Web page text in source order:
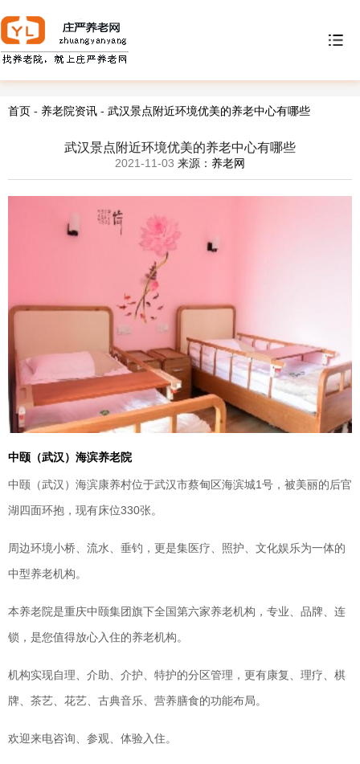
首页 - 养老院资讯 - 武汉景点附近环境优美的养老中心有哪些
武汉景点附近环境优美的养老中心有哪些
2021-11-03 来源： 养老网
中颐（武汉）海滨养老院
中颐（武汉）海滨康养村位于武汉市蔡甸区海滨城1号，被美丽的后官
湖四面环抱，现有床位330张。
周边环境小桥、流水、垂钓，更是集医疗、照护、文化娱乐为一体的
中型养老机构。
本养老院是重庆中颐集团旗下全国第六家养老机构，专业、品牌、连
锁，是您值得放心入住的养老机构。
机构实现自理、介助、介护、特护的分区管理，更有康复、理疗、棋
牌、茶艺、花艺、古典音乐、营养膳食的功能布局。
欢迎来电咨询、参观、体验入住。